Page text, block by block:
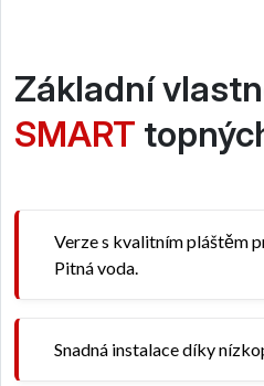
Základní
SMART
Verze s kvalitním pláštěm
Pitná voda.
Snadná instalace díky